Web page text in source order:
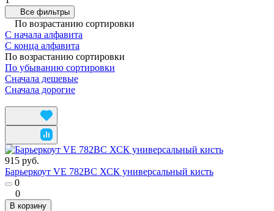
Все фильтры
По возрастанию сортировки
С начала алфавита
С конца алфавита
По возрастанию сортировки
По убыванию сортировки
Сначала дешевые
Сначала дорогие
915 руб.
Барьеркоут VE 782BC ХСК универсальный кисть
0
0
В корзину